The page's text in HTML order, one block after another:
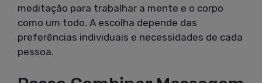
meditação para trabalhar a mente e o corpo
como um todo. A escolha depende das
preferências individuais e necessidades de cada
pessoa.